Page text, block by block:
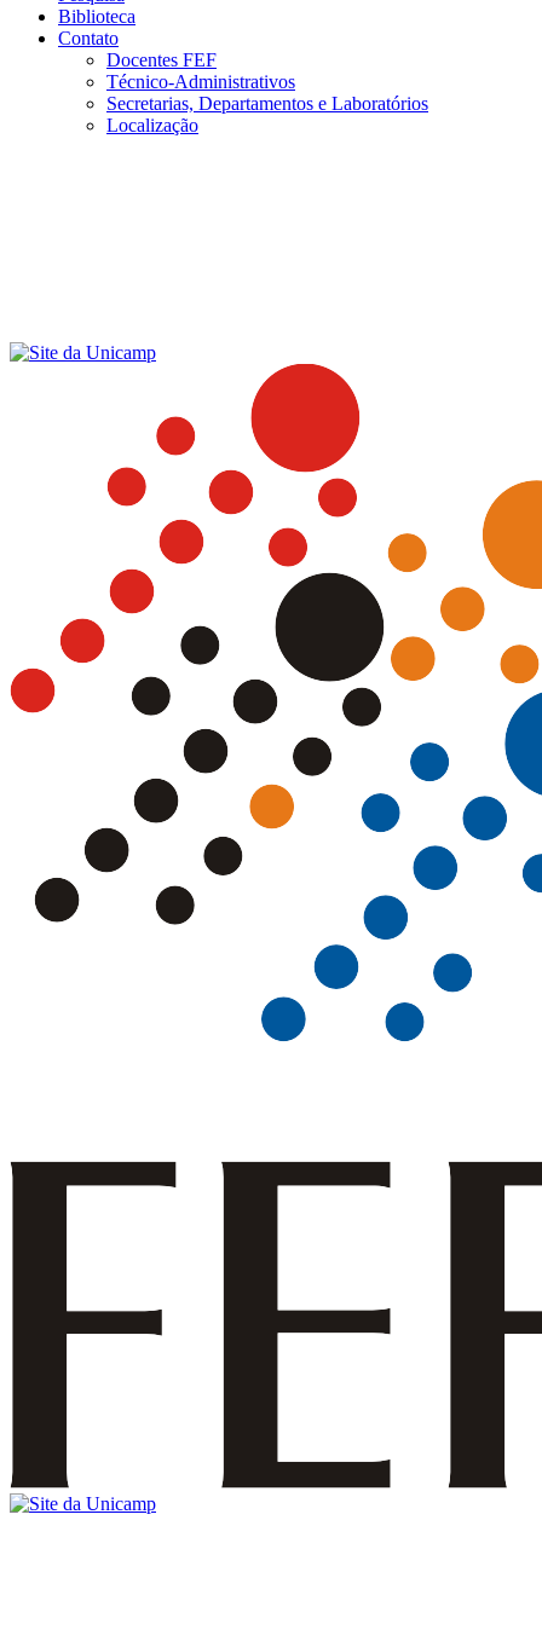
Biblioteca
Contato
Docentes FEF
Técnico-Administrativos
Secretarias, Departamentos e Laboratórios
Localização